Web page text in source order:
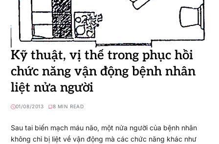
Kỹ thuật, vị thế trong phục hồi
chức năng vận động bệnh nhân
liệt nửa người
01/08/2013 8 MIN READ
Sau tai biến mạch máu não, một nửa người của bệnh nhân
không chỉ bị liệt về vận động mà các chức năng khác như